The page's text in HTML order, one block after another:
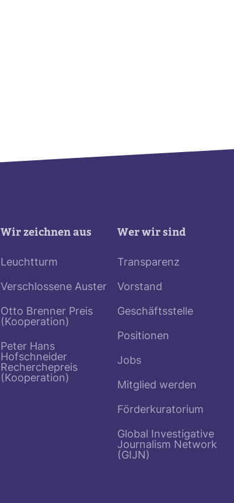
Wir zeichnen aus
Leuchtturm
Verschlossene Auster
Otto Brenner Preis
(Kooperation)
Peter Hans
Hofschneider
Recherchepreis
(Kooperation)
Wer wir sind
Transparenz
Vorstand
Geschäftsstelle
Positionen
Jobs
Mitglied werden
Förderkuratorium
Global Investigative
Journalism Network
(GIJN)